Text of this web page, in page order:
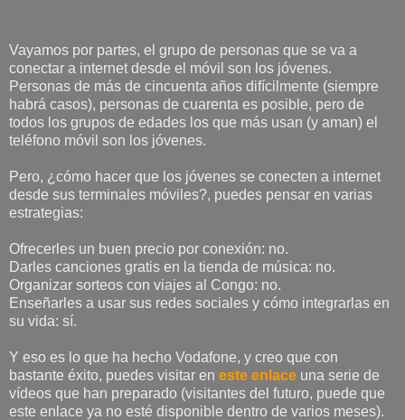
Vayamos por partes, el grupo de personas que se va a
conectar a internet desde el móvil son los jóvenes.
Personas de más de cincuenta años difícilmente (siempre
habrá casos), personas de cuarenta es posible, pero de
todos los grupos de edades los que más usan (y aman) el
teléfono móvil son los jóvenes.
Pero, ¿cómo hacer que los jóvenes se conecten a internet
desde sus terminales móviles?, puedes pensar en varias
estrategias:
Ofrecerles un buen precio por conexión: no.
Darles canciones gratis en la tienda de música: no.
Organizar sorteos con viajes al Congo: no.
Enseñarles a usar sus redes sociales y cómo integrarlas en
su vida: sí.
Y eso es lo que ha hecho Vodafone, y creo que con
bastante éxito, puedes visitar en este enlace una serie de
vídeos que han preparado (visitantes del futuro, puede que
este enlace ya no esté disponible dentro de varios meses).